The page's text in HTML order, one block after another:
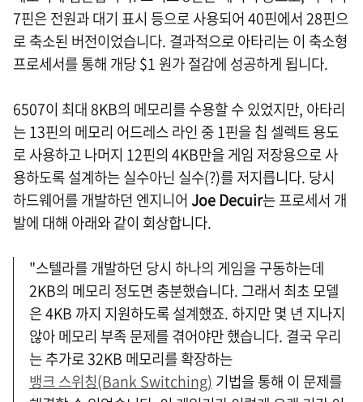
7핀은 전원과 대기 표시 등으로 사용되어 40핀에서 28핀으
로 축소된 버전이었습니다. 결과적으로 아타리는 이 축소형
프로세서를 통해 개당 $1 원가 절감에 성공하게 됩니다.
6507이 최대 8KB의 메모리를 수용할 수 있었지만, 아타리
는 13핀의 메모리 어드레스 라인 중 1핀을 칩 셀렉트 용도
로 사용하고 나머지 12핀의 4KB만을 게임 저장용으로 사
용하도록 설계하는 실수아닌 실수(?)를 저지릅니다. 당시
하드웨어를 개발하던 엔지니어Joe Decuir는 프로세서 개
발에 대해 아래와 같이 회상합니다.
"스텔라를 개발하던 당시 하나의 게임을 구동하는데
2KB의 메모리 정도면 충분했습니다. 그래서 최초 모델
은 4KB 까지 지원하도록 설계했죠. 하지만 몇 년 지나지
않아 메모리 부족 문제를 겪어야만 했습니다. 결국 우리
는 추가로 32KB 메모리를 확장하는
뱅크 스위칭(Bank Switching) 기법을 통해 이 문제를